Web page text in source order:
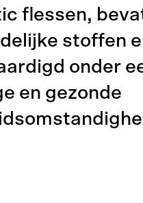
flessen,
stoffen
onder
en gezonde